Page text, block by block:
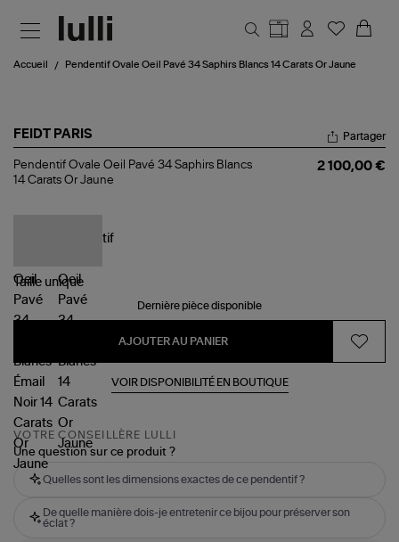
Accueil Pendentif Ovale Oeil Pavé 34 Saphirs Blancs 14 Carats Or Jaune
FEIDT PARIS
Pendentif
Ovale
Carats
Or
Jaune
Partager
Pendentif Ovale Oeil Pavé 34 Saphirs Blancs
14 Carats Or Jaune
2 100,00 €
Taille unique
Dernière pièce disponible
AJOUTER AU PANIER
VOIR DISPONIBILITÉ EN BOUTIQUE
VOTRE CONSEILLÈRE LULLI
Une question sur ce produit ?
Quelles sont les dimensions exactes de ce pendentif ?
De quelle manière dois-je entretenir ce bijou pour préserver son
éclat ?